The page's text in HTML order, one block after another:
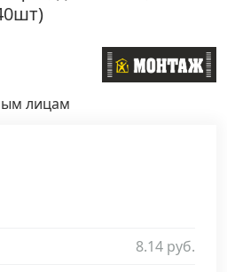
и инвентарь ›
лицам
8.14 руб.